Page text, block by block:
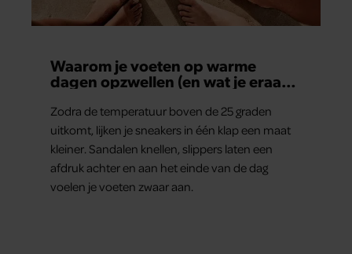
Waarom je voeten op warme
dagen opzwellen (en wat je eraan
Zodra de temperatuur boven de 25 graden
uitkomt, lijken je sneakers in één klap een maat
kleiner. Sandalen knellen, slippers laten een
afdruk achter en aan het einde van de dag
voelen je voeten zwaar aan.